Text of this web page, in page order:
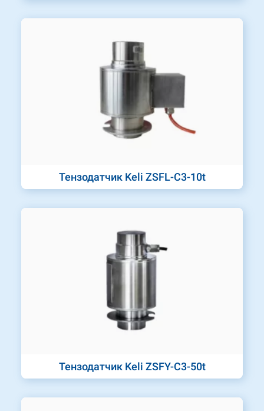
Тензодатчик Keli ZSFL-C3-10t
Тензодатчик Keli ZSFY-C3-50t